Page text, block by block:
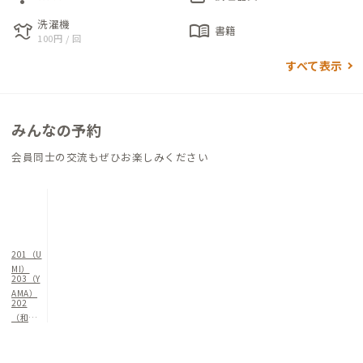
ウンターとチェアを設置。マッサージ機やダンベルがあり、お仕
事の息抜きも気軽にできそうです。
トイレは1階と2階の2か所にあり、お風呂・脱衣所・洗面台は2
置し明るい陽光が入るYAMA、和室YAMAの3部屋です。
お1人ずつゆっくりお休みになれるよう、定員数のベッドとお布
で来たい方にもおすすめです。
朝里川温泉に近く、徒歩圏内に天然温泉のスーパー銭湯「朝里
殿」もあるので、お仕事終わりに気軽に温泉でリラックスできる
laundry 洗濯機
100円 / 回 menu_book 書籍
すべて表示
みんなの予約
会員同士の交流もぜひお楽しみください
201（U
MI）
203（Y
AMA）
202
（和室Y